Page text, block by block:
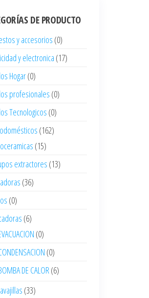
DE PRODUCTO
y accesorios (0)
y electronica (17)
Hogar(0)
profesionales (0)
Tecnologicos (0)
(162)
(15)
extractores (13)
(36)
(0)
(6)
(0)
(0)
DE CALOR(6)
(33)